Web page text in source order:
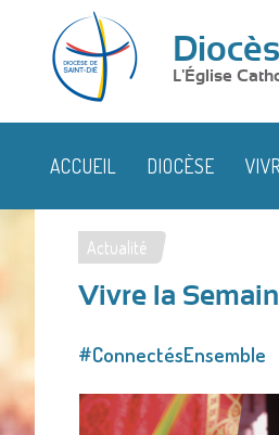
L'Église
ACCUEIL DIOCÈSE
Vous
êtes
ici
Actualité
Vivre la
#ConnectésEnsemble